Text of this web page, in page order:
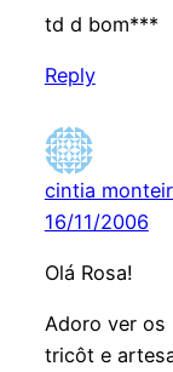
td d bom***
Reply
cintia
16/11/2006
Olá Rosa!
Adoro ver os
tricôt e